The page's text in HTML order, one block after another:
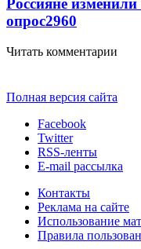
Россияне
опрос2960
Читать комментарии
Полная версия сайта
Facebook
Twitter
RSS-ленты
E-mail рассылка
Контакты
Реклама на сайте
Использование
Правила